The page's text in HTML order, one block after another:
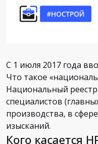
С 1 июля 2017 года
Что такое
Национальный
специалистов
производства, в
изысканий.
Кого касается